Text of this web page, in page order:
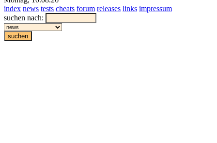
index news tests cheats forum releases links impressum
suchen nach: